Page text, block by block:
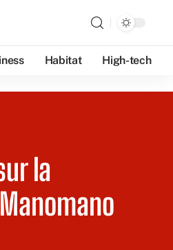
Habitat High-tech
la